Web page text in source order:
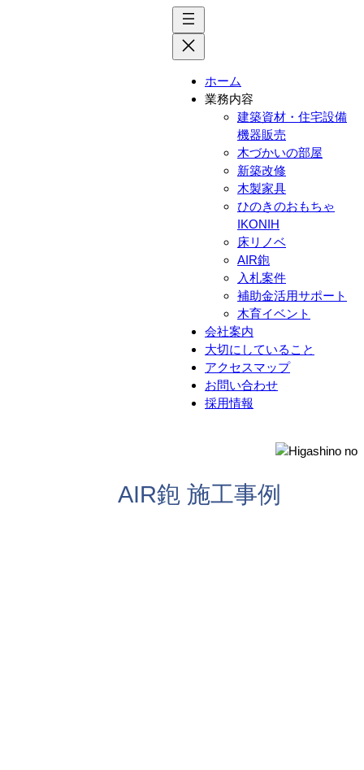
ホーム
業務内容
建築資材・住宅設備
機器販売
木づかいの部屋
新築改修
木製家具
ひのきのおもちゃ
IKONIH
床リノベ
AIR鉋
入札案件
補助金活用サポート
木育イベント
会社案内
大切にしていること
アクセスマップ
お問い合わせ
採用情報
AIR鉋 施工事例